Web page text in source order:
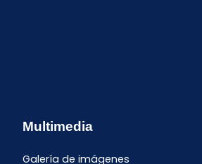
Multimedia
Galería de imágenes